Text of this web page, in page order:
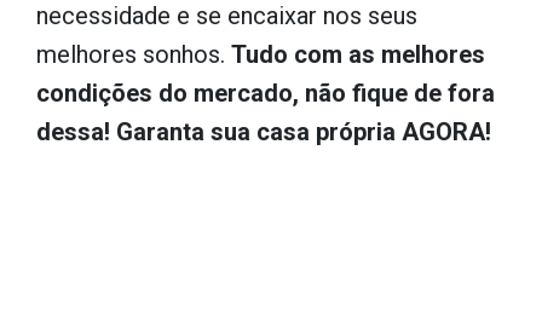
necessidade e se encaixar nos seus
melhores sonhos. Tudo com as melhores
condições do mercado, não fique de fora
dessa! Garanta sua casa própria AGORA!